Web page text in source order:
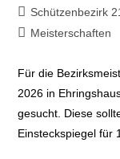
Schützenbezirk
Meisterschaften
Für die
2026 in
gesucht. Diese
Einsteckspiegel für